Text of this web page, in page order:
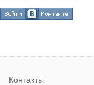
Контакты